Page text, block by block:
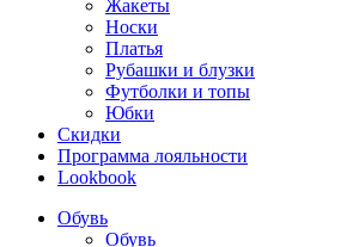
Жакеты
Носки
Платья
Рубашки и блузки
Футболки и топы
Юбки
Скидки
Программа лояльности
Lookbook
Обувь
Обувь